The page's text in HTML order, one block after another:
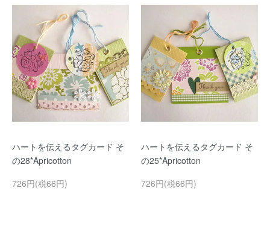
ハートを伝えるタグカード そ
の28*Apricotton
726円(税66円)
ハートを伝えるタグカード そ
の25*Apricotton
726円(税66円)